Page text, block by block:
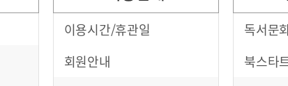
이용시간/휴관일
회원안내
독서문
북스타